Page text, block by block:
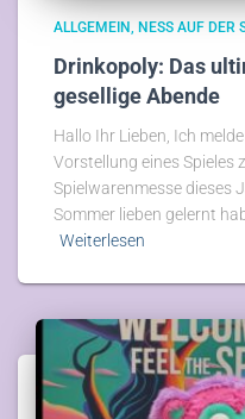
ALLGEMEIN NESS AUF DER
Drinkopoly: Das
gesellige Abende
Hallo Ihr Lieben, Ich
Vorstellung eines Spieles
Spielwarenmesse dieses
Sommer lieben gelernt
Weiterlesen